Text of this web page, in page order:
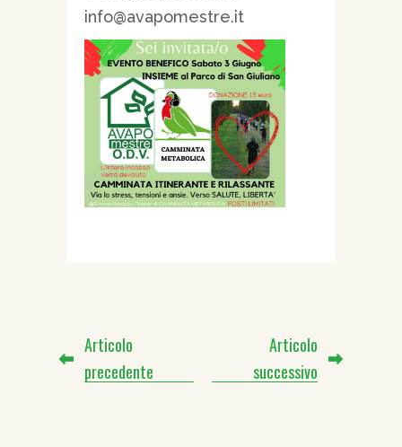
info@avapomestre.it
Articolo
precedente
Articolo
successivo